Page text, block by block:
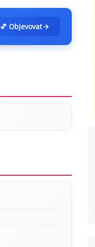
💕 Objevovat